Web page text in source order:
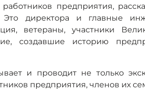
предприятия,
директора и главные
ветераны, участники
создавшие историю
и проводит не только
предприятия, членов их